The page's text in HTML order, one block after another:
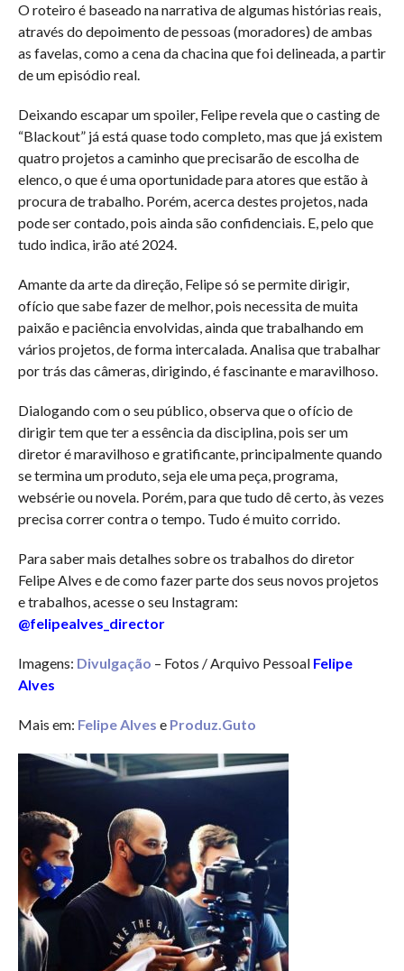
O roteiro é baseado na narrativa de algumas histórias reais,
através do depoimento de pessoas (moradores) de ambas
as favelas, como a cena da chacina que foi delineada, a partir
de um episódio real.
Deixando escapar um spoiler, Felipe revela que o casting de
“Blackout” já está quase todo completo, mas que já existem
quatro projetos a caminho que precisarão de escolha de
elenco, o que é uma oportunidade para atores que estão à
procura de trabalho. Porém, acerca destes projetos, nada
pode ser contado, pois ainda são confidenciais. E, pelo que
tudo indica, irão até 2024.
Amante da arte da direção, Felipe só se permite dirigir,
ofício que sabe fazer de melhor, pois necessita de muita
paixão e paciência envolvidas, ainda que trabalhando em
vários projetos, de forma intercalada. Analisa que trabalhar
por trás das câmeras, dirigindo, é fascinante e maravilhoso.
Dialogando com o seu público, observa que o ofício de
dirigir tem que ter a essência da disciplina, pois ser um
diretor é maravilhoso e gratificante, principalmente quando
se termina um produto, seja ele uma peça, programa,
websérie ou novela. Porém, para que tudo dê certo, às vezes
precisa correr contra o tempo. Tudo é muito corrido.
Para saber mais detalhes sobre os trabalhos do diretor
Felipe Alves e de como fazer parte dos seus novos projetos
e trabalhos, acesse o seu Instagram:
@felipealves_director
Imagens: Divulgação – Fotos / Arquivo Pessoal Felipe
Alves
Mais em: Felipe Alves e Produz.Guto